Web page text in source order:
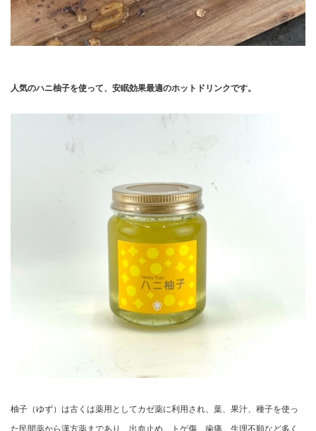
人気のハニ柚子を使って、安眠効果最適のホットドリンクです。
柚子（ゆず）は古くは薬用としてカゼ薬に利用され、葉、果汁、種子を使っ
た民間薬から漢方薬まであり、出血止め、トゲ傷、歯痛、生理不順など多く